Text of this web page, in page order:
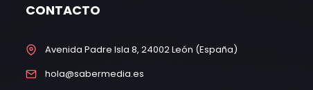
CONTACTO
Avenida Padre Isla 8, 24002 León (España)
hola@sabermedia.es